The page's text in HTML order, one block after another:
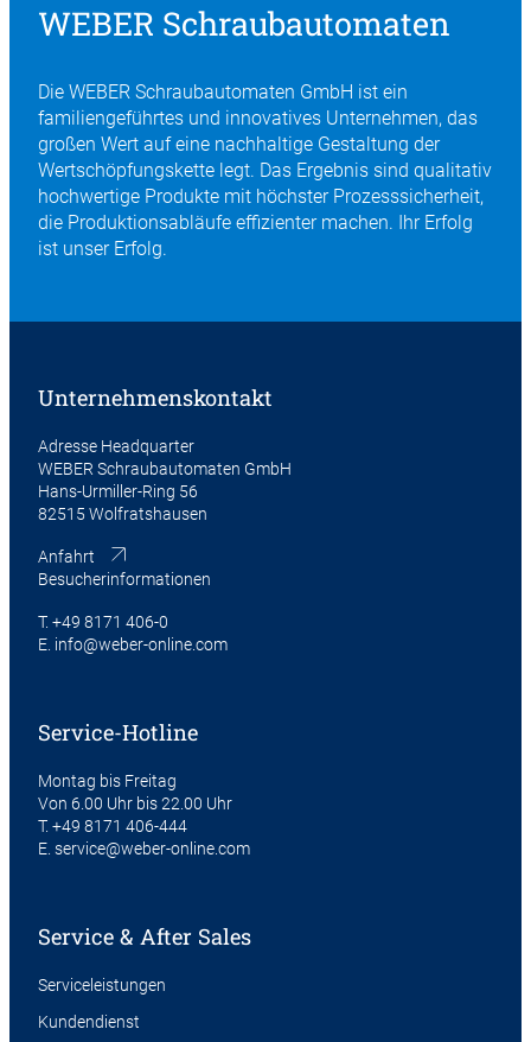
WEBER Schraubautomaten
Die WEBER Schraubautomaten GmbH ist ein
familiengeführtes und innovatives Unternehmen, das
großen Wert auf eine nachhaltige Gestaltung der
Wertschöpfungskette legt. Das Ergebnis sind qualitativ
hochwertige Produkte mit höchster Prozesssicherheit,
die Produktionsabläufe effizienter machen. Ihr Erfolg
ist unser Erfolg.
Unternehmenskontakt
Adresse Headquarter
WEBER Schraubautomaten GmbH
Hans-Urmiller-Ring 56
82515 Wolfratshausen
Anfahrt
Besucherinformationen
T. +49 8171 406-0
E. info@weber-online.com
Service-Hotline
Montag bis Freitag
Von 6.00 Uhr bis 22.00 Uhr
T. +49 8171 406-444
E. service@weber-online.com
Service & After Sales
Serviceleistungen
Kundendienst